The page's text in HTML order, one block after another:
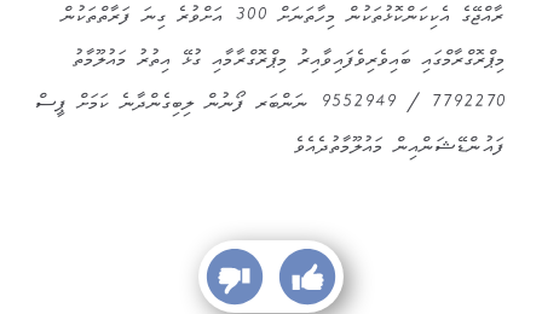
ރާއްޖޭގެ އެކިކަންކޮޅުތަކުން މިހާތަނަށް 300 އަށްވުރެ ގިނަ ފަރާތްތަކުން
މިޕްރޮގްރާމްގައި ބައިވެރިވެފައިވާއިރު މިޕްރޮގްރާމާއި ގުޅޭ އިތުރު މައުލޫމާތު
7792270 / 9552949 ނަންބަރ ފޯނުން ލިބިގެންދާނެ ކަމަށް ޕީސް
ފައުންޑޭޝަންއިން މައުލޫމާތުދެއެވެ